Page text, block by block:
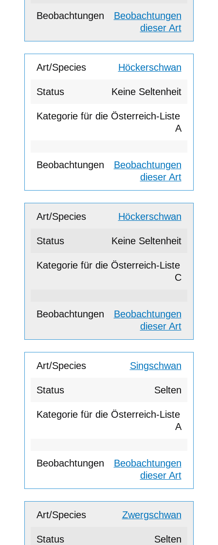
Beobachtungen
dieser Art
Höckerschwan
Keine Seltenheit
A
Beobachtungen
dieser Art
Höckerschwan
Keine Seltenheit
C
Beobachtungen
dieser Art
Singschwan
Selten
A
Beobachtungen
dieser Art
Zwergschwan
Selten